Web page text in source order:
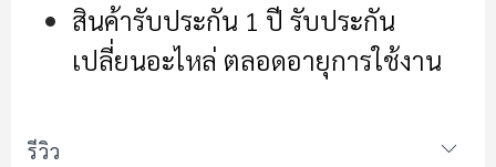
สินค้ารับประกัน 1 ปี รับประกัน
เปลี่ยนอะไหล่ ตลอดอายุการใช้งาน
รีวิว